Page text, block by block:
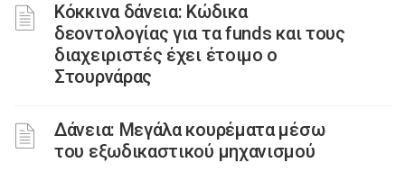
Κόκκινα δάνεια: Κώδικα
δεοντολογίας για τα funds και τους
διαχειριστές έχει έτοιμο ο
Στουρνάρας
Δάνεια: Μεγάλα κουρέματα μέσω
του εξωδικαστικού μηχανισμού